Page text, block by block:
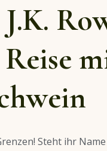
Steht ihr